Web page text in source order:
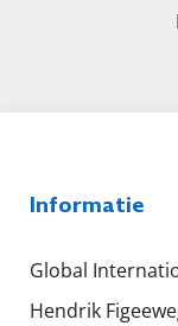
Informatie
Global
Hendrik